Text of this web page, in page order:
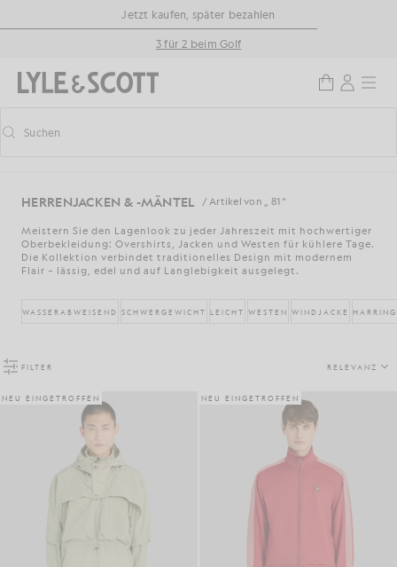
Zum Hauptinhalt springen
Informationen zur Barrierefreiheit
Jetzt kaufen, später bezahlen
3 für 2 beim Golf
Vorausschauende Suche ein-/ausschalten
Suchen
HERRENJACKEN & -MÄNTEL / Artikel von „ 81 “
Meistern Sie den Lagenlook zu jeder Jahreszeit mit hochwertiger
Oberbekleidung: Overshirts, Jacken und Westen für kühlere Tage.
Die Kollektion verbindet traditionelles Design mit modernem
Flair – lässig, edel und auf Langlebigkeit ausgelegt.
WASSERABWEISEND SCHWERGEWICHT LEICHT WESTEN WINDJACKE
FILTER RELEVANZ
NEU EINGETROFFEN NEU EINGETROFFEN